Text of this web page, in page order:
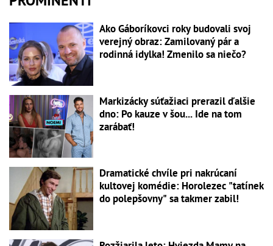
Ako Gáboríkovci roky budovali svoj
verejný obraz: Zamilovaný pár a
rodinná idylka! Zmenilo sa niečo?
Markizácky súťažiaci prerazil ďalšie
dno: Po kauze v šou... Ide na tom
zarábať!
Dramatické chvíle pri nakrúcaní
kultovej komédie: Horolezec "tatínek
do polepšovny" sa takmer zabil!